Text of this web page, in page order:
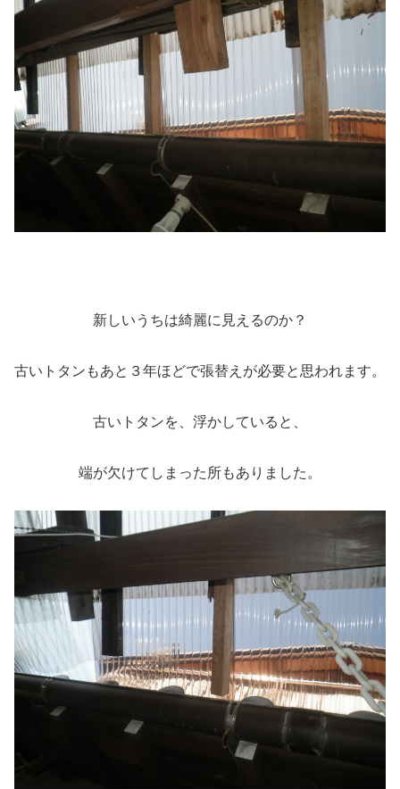
新しいうちは綺麗に見えるのか？
古いトタンもあと３年ほどで張替えが必要と思われます。
古いトタンを、浮かしていると、
端が欠けてしまった所もありました。